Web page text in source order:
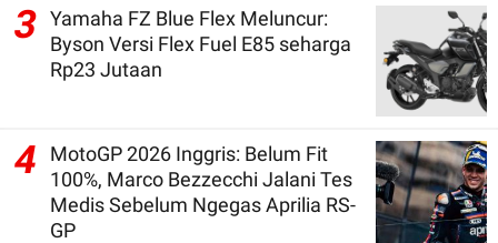
3 Yamaha FZ Blue Flex Meluncur:
Byson Versi Flex Fuel E85 seharga
Rp23 Jutaan
4
MotoGP 2026 Inggris: Belum Fit
100%, Marco Bezzecchi Jalani Tes
Medis Sebelum Ngegas Aprilia RS-
GP